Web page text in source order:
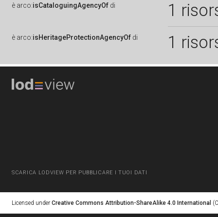
è arco:isCataloguingAgencyOf di 1
è arco:isHeritageProtectionAgencyOf di 1
SCARICA LODVIEW PER PUBBLICARE I TUOI DATI
Licensed under Creative Commons Attribution-ShareAlike 4.0 International